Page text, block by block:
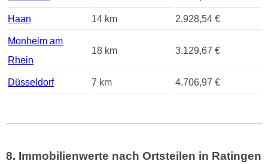
Haan 14 km 2.928,54 €
Monheim am
Rhein
18 km 3.129,67 €
Düsseldorf 7 km 4.706,97 €
8. Immobilienwerte nach Ortsteilen in Ratingen